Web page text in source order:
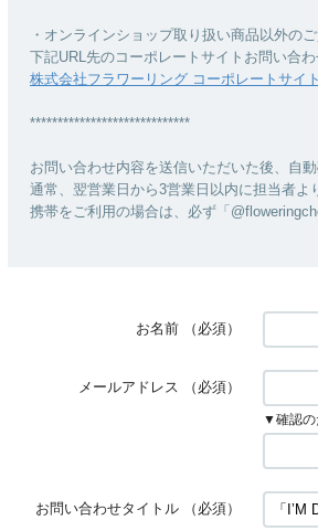
・オンラインショップ取り扱い商品以外の
下記URL先のコーポレートサイトお問い合
株式会社フラワーリング コーポレートサイ
*****************************
お問い合わせ内容を送信いただいた後、自
通常、翌営業日から3営業日以内に担当者よ
携帯をご利用の場合は、必ず「
お名前 （必須）
メールアドレス （必須）
▼確認の
お問い合わせタイトル （必須）